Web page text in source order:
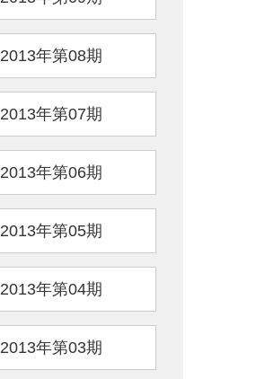
2013年第08期
2013年第07期
2013年第06期
2013年第05期
2013年第04期
2013年第03期